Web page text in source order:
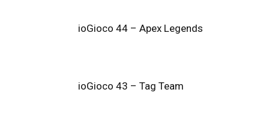
ioGioco 44 – Apex Legends
ioGioco 43 – Tag Team